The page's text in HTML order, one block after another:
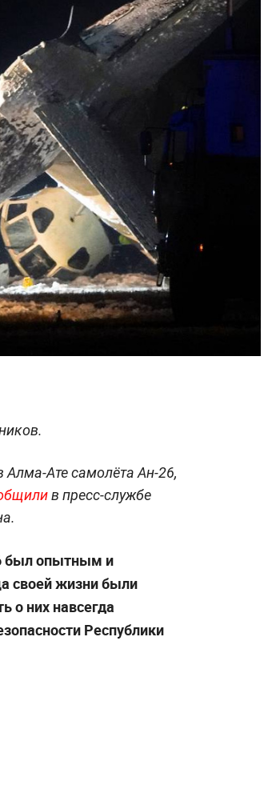
Ате самолёта Ан-26,
в пресс-службе
был опытным и
своей жизни были
о них навсегда
Республики